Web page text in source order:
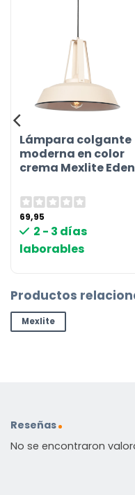
Lámpara colgante
moderna en color
crema Mexlite Eden
69,95
2 - 3 días
laborables
Productos
Mexlite
Reseñas
No se encontraron